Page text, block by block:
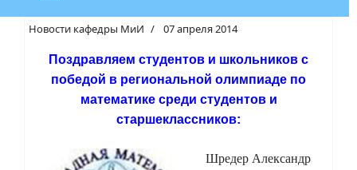
Новости кафедры МиИ 07 апреля 2014
Поздравляем студентов и школьников с
победой в региональной олимпиаде по
математике среди студентов и
старшеклассников:
Шредер Александр